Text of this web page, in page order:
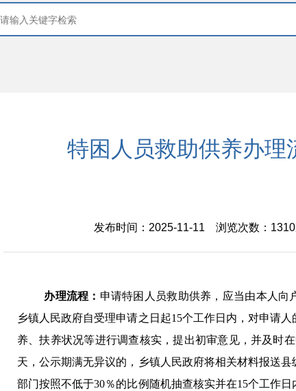
特困人员救助供养办理
发布时间：2025-11-11 浏览次数：
办理流程： 申请特困人员救助供养，应当由本人向
乡镇人民政府自受理申请之日起15个工作日内，对申请
养、扶养状况等进行调查核实，提出初审意见，并及时
天，公示期满无异议的，乡镇人民政府将相关材料报送
部门按照不低于30％的比例随机抽查核实并在15个工作